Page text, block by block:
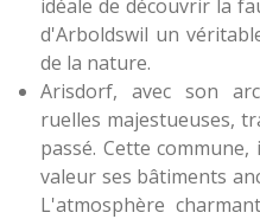
idéale de découvrir la
d'Arboldswil un
de la nature.
Arisdorf, avec son
ruelles majestueuses,
passé. Cette
valeur ses bâtiments
L'atmosphère